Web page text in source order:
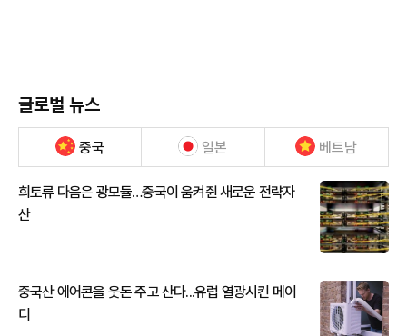
글로벌 뉴스
중국 일본 베트남
희토류 다음은 광모듈…중국이 움켜쥔 새로운 전략자
산
중국산 에어콘을 웃돈 주고 산다...유럽 열광시킨 메이
디